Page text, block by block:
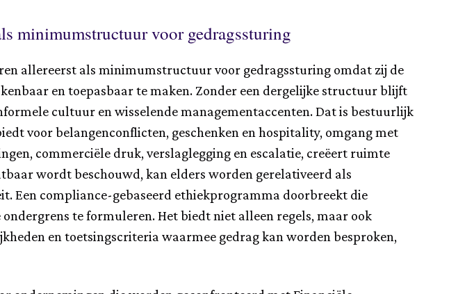
minimumstructuur voor gedragssturing
allereerst als minimumstructuur voor gedragssturing omdat zij de
en toepasbaar te maken. Zonder een dergelijke structuur blijft
cultuur en wisselende managementaccenten. Dat is bestuurlijk
voor belangenconflicten, geschenken en hospitality, omgang met
commerciële druk, verslaglegging en escalatie, creëert ruimte
wordt beschouwd, kan elders worden gerelativeerd als
Een compliance-gebaseerd ethiekprogramma doorbreekt die
te formuleren. Het biedt niet alleen regels, maar ook
en toetsingscriteria waarmee gedrag kan worden besproken,